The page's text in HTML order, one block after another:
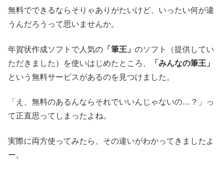
無料でできるならそりゃありがたいけど、いったい何が違
うんだろうって思いませんか。
年賀状作成ソフトで人気の 「筆王」 のソフト（提供してい
ただきました）を使いはじめたところ、
「みんなの筆王」
という無料サービスがあるのを見つけました。
「え、無料のあるんならそれでいいんじゃないの…？」っ
て正直思ってしまったよね。
実際に両方使ってみたら、その違いがわかってきましたよ
ー。